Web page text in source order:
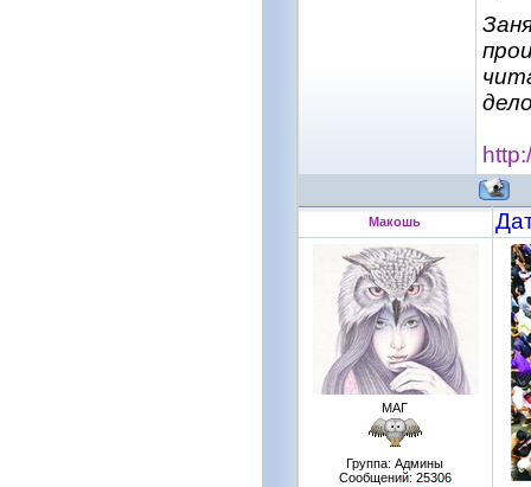
Макошь
МАГ
Группа: Админы
Сообщений: 25306